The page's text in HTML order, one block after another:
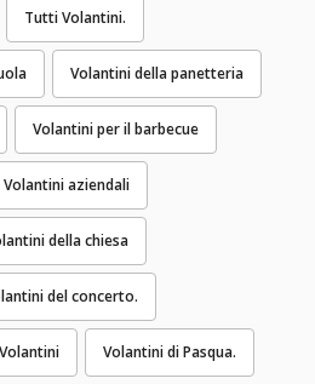
Tutti Volantini.
Volantini della panetteria
Volantini per il barbecue
Volantini aziendali
della chiesa
del concerto.
Volantini di Pasqua.